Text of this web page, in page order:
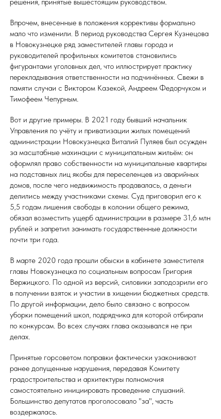
Впрочем, внесенные в положения коррективы формально
мало что изменили. В период руководства Сергея Кузнецова
в Новокузнецке ряд заместителей главы города и
руководителей профильных комитетов становились
фигурантами уголовных дел, что иллюстрирует практику
перекладывания ответственности на подчинённых. Свежи в
памяти случаи с Виктором Казекой, Андреем Федорчуком и
Тимофеем Чепурным.
Вот и другие примеры. В 2021 году бывший начальник
Управления по учёту и приватизации жилых помещений
администрации Новокузнецка Виталий Пуляев был осужден
за масштабные махинации с муниципальным жильём: он
оформлял право собственности на муниципальные квартиры
на подставных лиц якобы для переселенцев из аварийных
домов, после чего недвижимость продавалась, а деньги
делились между участниками схемы. Суд приговорил его к
5,5 годам лишения свободы в колонии общего режима,
обязал возместить ущерб администрации в размере 31,6 млн
рублей и запретил занимать государственные должности
почти три года.
В марте 2020 года прошли обыски в кабинете заместителя
главы Новокузнецка по социальным вопросам Григория
Вержицкого. По одной из версий, силовики заподозрили его
в получении взяток и участии в хищении бюджетных средств.
По другой информации, дело было связано с вопросом
уборки помещений школ, подрядчика для которой отбирали
по конкурсам. Во всех случаях глава оказывался не при
делах.
Принятые горсоветом поправки фактически узаконивают
ранее допущенные нарушения, передавая Комитету
градостроительства и архитектуры полномочия
самостоятельно инициировать проведение слушаний.
Большинство депутатов проголосовало "за", часть
воздержалась.